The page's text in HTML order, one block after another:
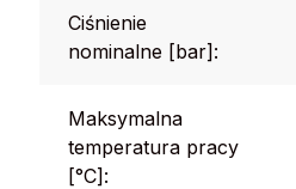
Ciśnienie
nominalne [bar]:
Maksymalna
temperatura pracy
[°C]: